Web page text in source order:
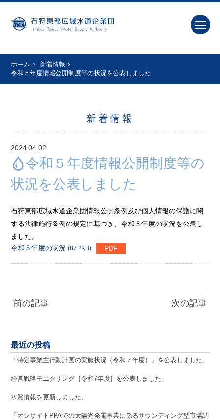
ホーム
新着情報
令和５年度情報公開制度等の状況を公表しました
新着情報
2024.04.02
令和５年度情報公開制度等の
状況を公表しました
石狩東部広域水道企業団情報公開条例及び個人情報の保護に関
する法律施行条例の規定に基づき、令和５年度の状況を公表し
ました。
令和５年度の状況 (87.2KB)
前の記事 次の記事
最近の投稿
「特定事業主行動計画の実施状況（令和７年度）」を公表しました。
経営戦略モニタリング［令和7年度］を公表しました。
水質情報を更新しました。
「オンサイトPPAでの太陽光発電事業に係るサウンディング型市場調